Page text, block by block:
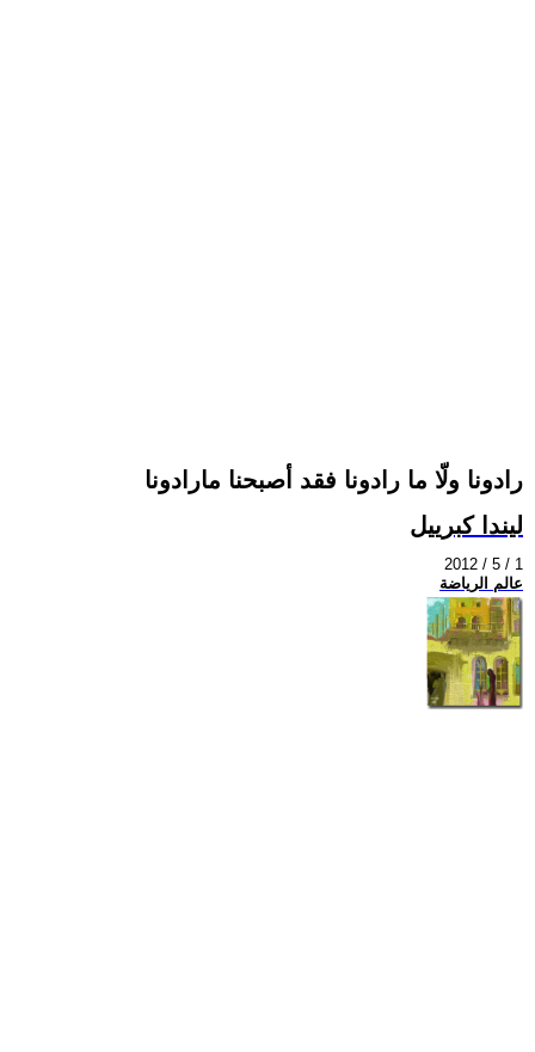
رادونا ولّا ما رادونا فقد أصبحنا مارادونا
ليندا كبرييل
2012 / 5 / 1
عالم الرياضة